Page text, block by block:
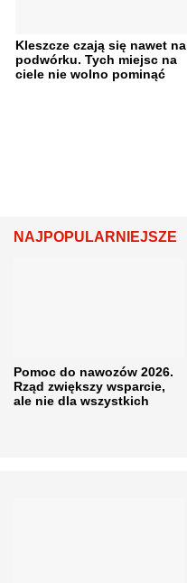
Kleszcze czają się nawet na
podwórku. Tych miejsc na
ciele nie wolno pominąć
NAJPOPULARNIEJSZE
Pomoc do nawozów 2026.
Rząd zwiększy wsparcie,
ale nie dla wszystkich